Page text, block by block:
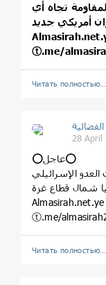
تجاه أي
أمريكي جديد
ⓣ.me/
Читать полностью…
28 April
⭕️عاجل⭕️
العدو الإسرائيلي
شمال قطاع غزة
Almasirah.net.ye
ⓣ.me/
Читать полностью…